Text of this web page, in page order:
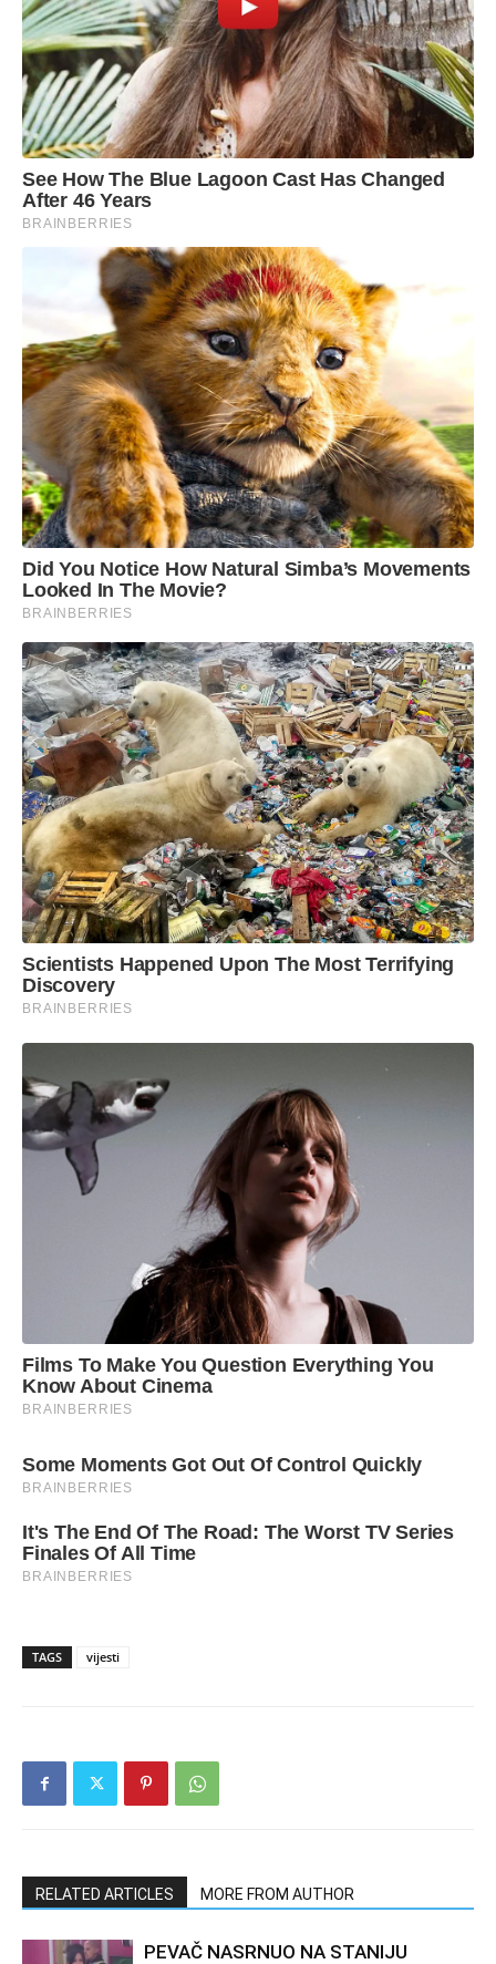
TAGS vijesti
RELATED ARTICLES MORE FROM AUTHOR
PEVAČ NASRNUO NA STANIJU